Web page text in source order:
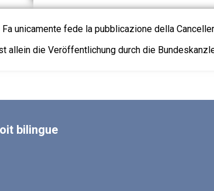
unicamente fede la pubblicazione della
die Veröffentlichung durch die
bilingue